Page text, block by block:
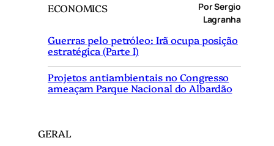
ECONOMICS
Por Sergio
Lagranha
Guerras pelo petróleo: Irã ocupa posição
estratégica (Parte I)
Projetos antiambientais no Congresso
ameaçam Parque Nacional do Albardão
GERAL